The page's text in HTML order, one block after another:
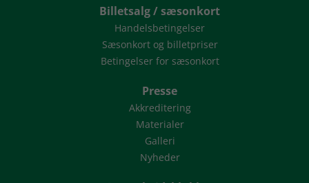
Billetsalg / sæsonkort
Handelsbetingelser
Sæsonkort og billetpriser
Betingelser for sæsonkort
Presse
Akkreditering
Materialer
Galleri
Nyheder